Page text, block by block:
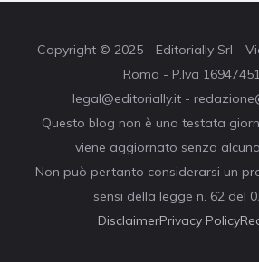
Copyright © 2025 - Editorially Srl -
Roma - P.Iva
legal@editorially.it -
Questo blog non è una testata
viene aggiornato senza
Non può pertanto considerarsi un
sensi della legge n. 62 del
DisclaimerPrivacy Policy